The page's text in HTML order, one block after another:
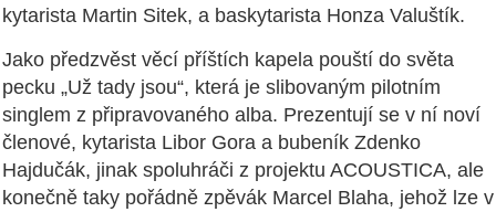
kytarista Martin Sitek, a baskytarista Honza Valuštík.
Jako předzvěst věcí příštích kapela pouští do světa
pecku „Už tady jsou“, která je slibovaným pilotním
singlem z připravovaného alba. Prezentují se v ní noví
členové, kytarista Libor Gora a bubeník Zdenko
Hajdučák, jinak spoluhráči z projektu ACOUSTICA, ale
konečně taky pořádně zpěvák Marcel Blaha, jehož lze v